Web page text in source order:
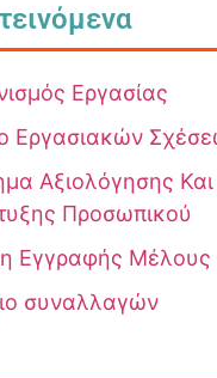
Εργασίας
Εργασιακών
Αξιολόγησης Και
Προσωπικού
Εγγραφής Μέλους
συναλλαγών